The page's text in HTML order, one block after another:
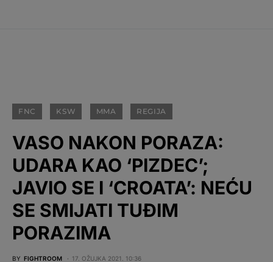
FNC KSW MMA REGIJA
VASO NAKON PORAZA:
UDARA KAO ‘PIZDEC’;
JAVIO SE I ‘CROATA’: NEĆU
SE SMIJATI TUĐIM
PORAZIMA
BY FIGHTROOM 17. OŽUJKA 2021. 10:36